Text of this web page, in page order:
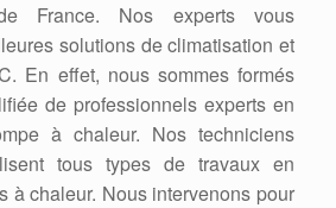
France. Nos experts vous
solutions de climatisation et
En effet, nous sommes formés
de professionnels experts en
à chaleur. Nos techniciens
tous types de travaux en
à chaleur. Nous intervenons pour